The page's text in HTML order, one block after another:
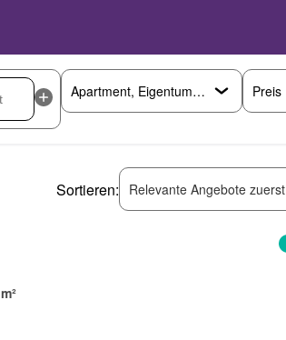
Preis
Sortieren: Relevante Angebote zuerst